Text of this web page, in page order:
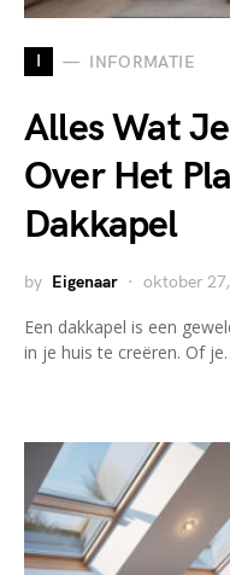
I INFORMATIE
Alles Wat
Over Het
Dakkapel
by Eigenaar oktober
Een dakkapel is een
in je huis te creëren. Of